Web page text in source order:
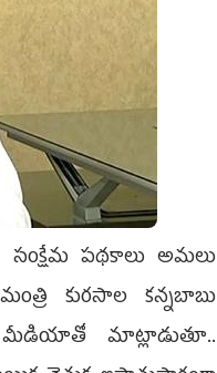
పథకాలు అమలు
కురసాల కన్నబాబు
మాట్లాడుతూ..